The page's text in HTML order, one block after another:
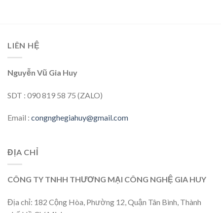
LIÊN HỆ
Nguyễn Vũ Gia Huy
SDT : 090 819 58 75 (ZALO)
Email : congnghegiahuy@gmail.com
ĐỊA CHỈ
CÔNG TY TNHH THƯƠNG MẠI CÔNG NGHỆ GIA HUY
Địa chỉ: 182 Cộng Hòa, Phường 12, Quận Tân Bình, Thành